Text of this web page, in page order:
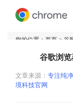
您的位置： 首页 > 谷
谷歌浏
文章来源： 专注纯
境科技官网